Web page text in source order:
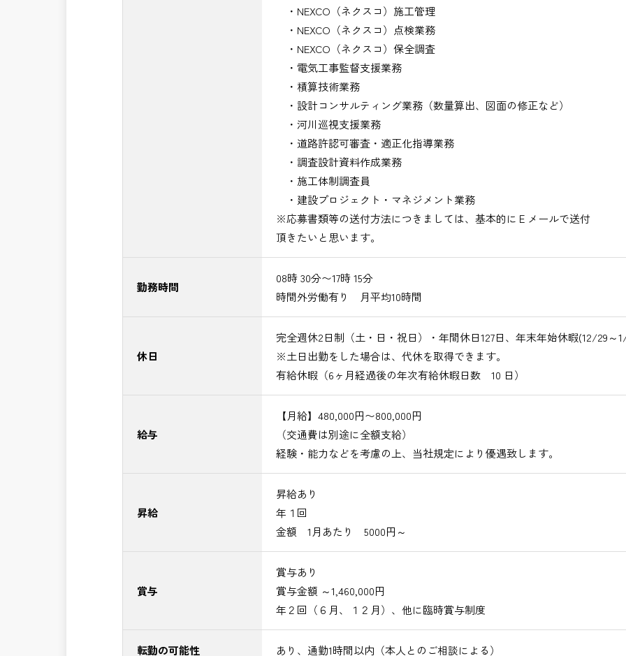
・NEXCO（ネクスコ）施工管理
・NEXCO（ネクスコ）点検業務
・NEXCO（ネクスコ）保全調査
・電気工事監督支援業務
・積算技術業務
・設計コンサルティング業務（数量算出、図面の修正など）
・河川巡視支援業務
・道路許認可審査・適正化指導業務
・調査設計資料作成業務
・施工体制調査員
・建設プロジェクト・マネジメント業務
※応募書類等の送付方法につきましては、基本的にＥメールで送付
頂きたいと思います。
勤務時間
08時 30分〜17時 15分
時間外労働有り 月平均10時間
休日
完全週休2日制（土・日・祝日）・年間休日127日、年末年始休暇(12/29～
※土日出勤をした場合は、代休を取得できます。
有給休暇（6ヶ月経過後の年次有給休暇日数 10 日）
給与
【月給】480,000円〜800,000円
（交通費は別途に全額支給）
経験・能力などを考慮の上、当社規定により優遇致します。
昇給
昇給あり
年１回
金額 1月あたり 5000円～
賞与
賞与あり
賞与金額 ～1,460,000円
年２回（６月、１２月）、他に臨時賞与制度
転勤の可能性 あり、通勤1時間以内（本人とのご相談による）